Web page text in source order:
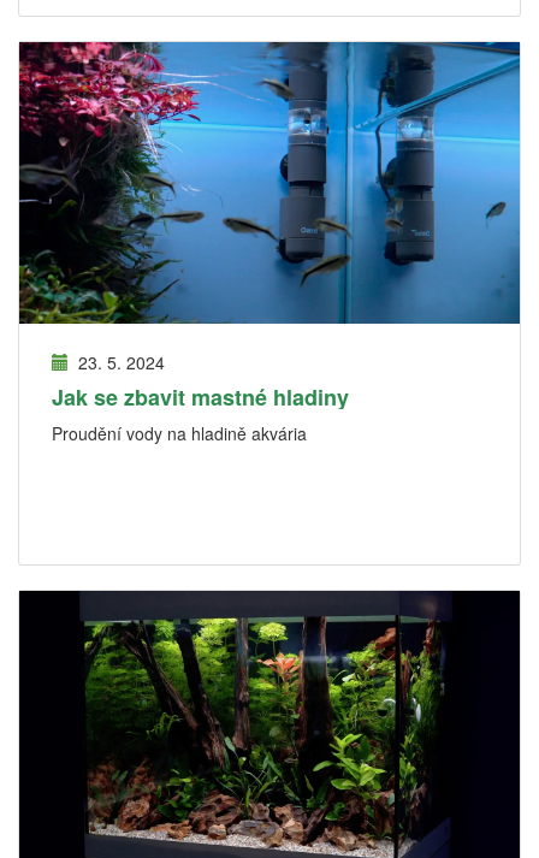
23. 5. 2024
Jak se zbavit mastné hladiny
Proudění vody na hladině akvária